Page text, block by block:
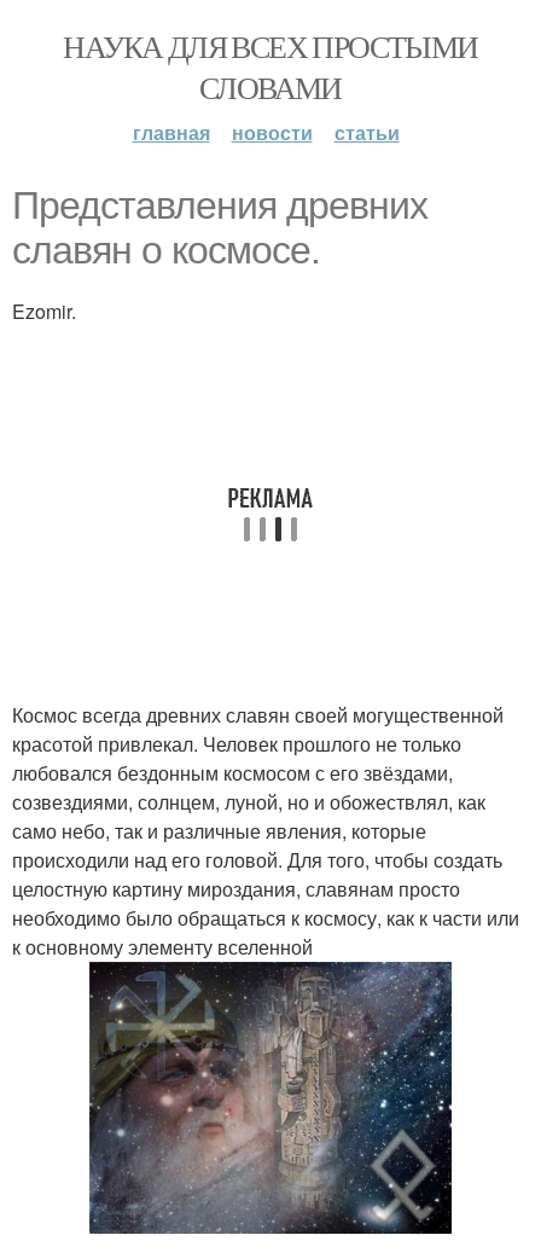
НАУКА ДЛЯ ВСЕХ ПРОСТЫМИ
СЛОВАМИ
главная новости статьи
Представления древних
славян о космосе.
Ezomir.
Космос всегда древних славян своей могущественной
красотой привлекал. Человек прошлого не только
любовался бездонным космосом с его звёздами,
созвездиями, солнцем, луной, но и обожествлял, как
само небо, так и различные явления, которые
происходили над его головой. Для того, чтобы создать
целостную картину мироздания, славянам просто
необходимо было обращаться к космосу, как к части или
к основному элементу вселенной